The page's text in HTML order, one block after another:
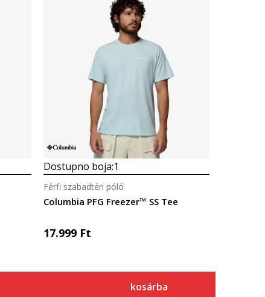
Dostupno boja:1
Columbia PFG Freezer™ SS Tee
Férfi szabadtéri póló
17.999 Ft
kosárba